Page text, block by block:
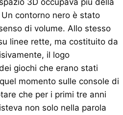
contorno nero è stato
di volume. Allo stesso
linee rette, ma costituito da
il logo
giochi che erano stati
momento sulle console di
che per i primi tre anni
non solo nella parola